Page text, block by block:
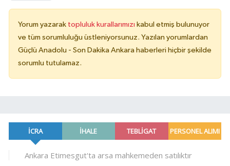
Yorum yazarak topluluk kurallarımızı kabul etmiş bulunuyor
ve tüm sorumluluğu üstleniyorsunuz. Yazılan yorumlardan
Güçlü Anadolu - Son Dakika Ankara haberleri hiçbir şekilde
sorumlu tutulamaz.